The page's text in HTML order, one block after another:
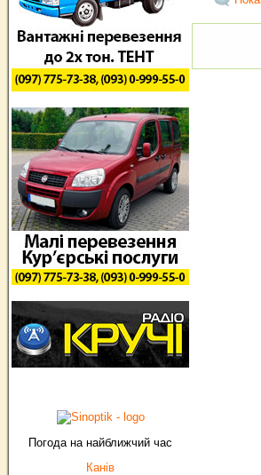
Погода на найближчий час
Канів